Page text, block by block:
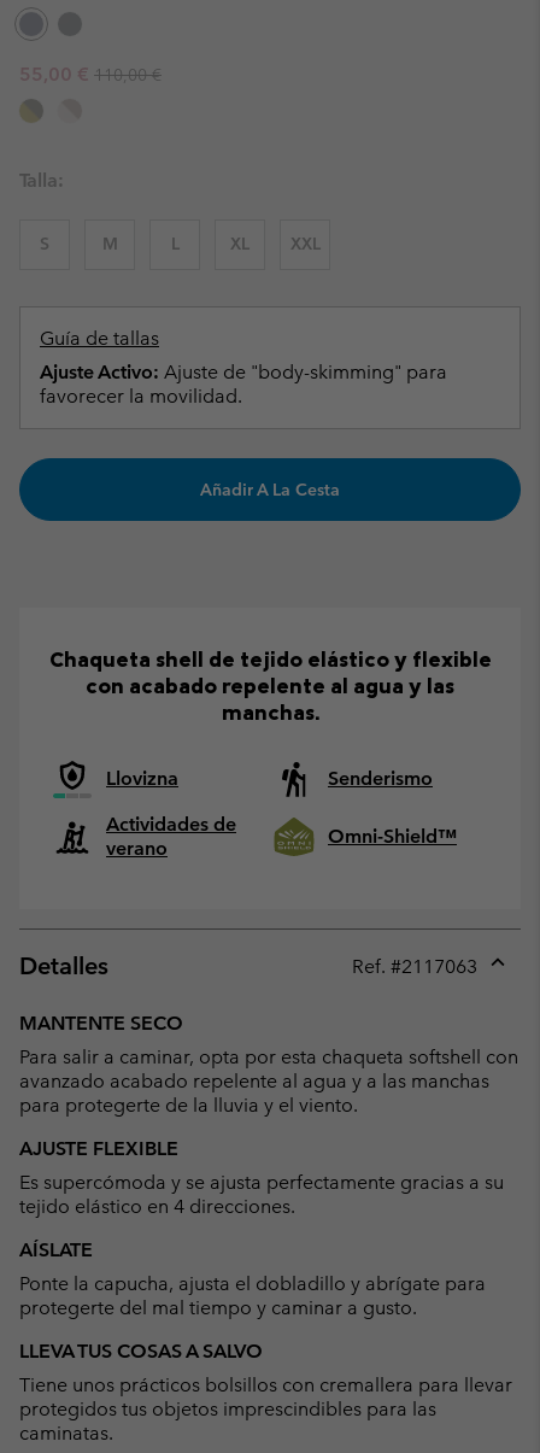
Sale price:
55,00 € Regular price:
110,00 €
Talla:
S M L XL XXL
Guía de tallas
Ajuste Activo: Ajuste de "body-skimming" para
favorecer la movilidad.
Añadir A La Cesta
Chaqueta shell de tejido elástico y flexible
con acabado repelente al agua y las
manchas.
Llovizna
Senderismo
Actividades de
verano
Omni-Shield™
Detalles Ref. #2117063
MANTENTE SECO
Para salir a caminar, opta por esta chaqueta softshell con
avanzado acabado repelente al agua y a las manchas
para protegerte de la lluvia y el viento.
AJUSTE FLEXIBLE
Es supercómoda y se ajusta perfectamente gracias a su
tejido elástico en 4 direcciones.
AÍSLATE
Ponte la capucha, ajusta el dobladillo y abrígate para
protegerte del mal tiempo y caminar a gusto.
LLEVA TUS COSAS A SALVO
Tiene unos prácticos bolsillos con cremallera para llevar
protegidos tus objetos imprescindibles para las
caminatas.